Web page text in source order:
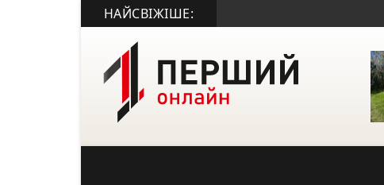
НАЙСВІЖІШЕ: